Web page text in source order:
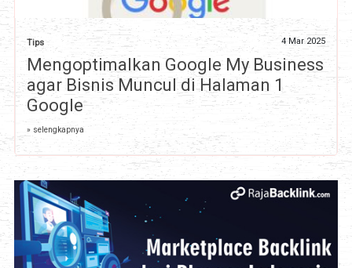
Tips 4 Mar 2025
Mengoptimalkan Google My Business
agar Bisnis Muncul di Halaman 1
Google
» selengkapnya